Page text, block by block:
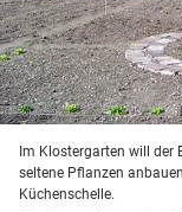
Im Klostergarten will der
seltene Pflanzen
Küchenschelle.